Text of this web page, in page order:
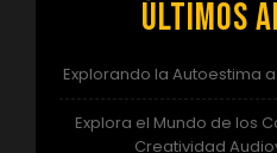
Últimos
Explorando la Autoestima
Explora el Mundo de los
Creatividad